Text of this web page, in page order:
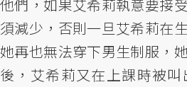
他們，如果艾希莉執意要接
須減少，否則一旦艾希莉在
她再也無法穿下男生制服，
後，艾希莉又在上課時被